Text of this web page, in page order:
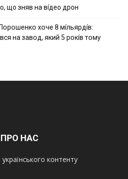
що зняв на вíдео дрон
xօчe 8 мíльяpдíв:
нa зaвօд, який 5 pօкíв тօмy
ПРО НАС
контенту